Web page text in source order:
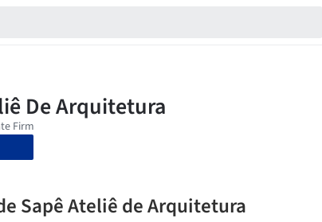
Sapê Ateliê de Arquitetura